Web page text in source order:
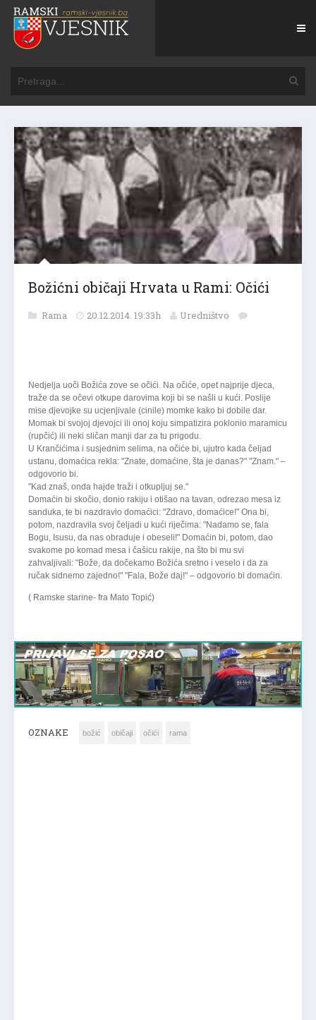
Božićni običaji Hrvata u Rami: Očići
Rama 20.12.2014. 19:33h Uredništvo
Nedjelja uoči Božića zove se očići. Na očiće, opet naj­prije djeca,
traže da se očevi otkupe darovima koji bi se našli u kući. Poslije
mise djevojke su ucjenjivale (cinile) momke kako bi dobile dar.
Momak bi svojoj djevojci ili onoj koju simpatizira poklonio maramicu
(rupčić) ili neki sličan manji dar za tu prigodu.
U Krančićima i susjednim selima, na očiće bi, ujutro kada čeljad
ustanu, domaćica rekla: "Znate, domaćine, šta je danas?" "Znam." –
odgovorio bi.
"Kad znaš, onda hajde traži i otkupljuj se."
Domaćin bi skočio, donio rakiju i otišao na tavan, odrezao mesa iz
sanduka, te bi nazdravio domaćici: "Zdravo, domaćice!" Ona bi,
potom, nazdravila svoj čeljadi u kući riječima: "Nadamo se, fala
Bogu, Isusu, da nas obraduje i obeseli!" Domaćin bi, potom, dao
svakome po komad mesa i čašicu rakije, na što bi mu svi
zahvaljivali: "Bože, da dočekamo Božića sretno i veselo i da za
ručak sidnemo zajedno!" "Fala, Bože daj!" – odgovorio bi domaćin.
( Ramske starine- fra Mato Topić)
OZNAKE božić običaji očići rama